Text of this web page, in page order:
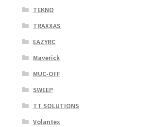
TEKNO
TRAXXAS
EAZYRC
Maverick
MUC-OFF
SWEEP
TT SOLUTIONS
Volantex